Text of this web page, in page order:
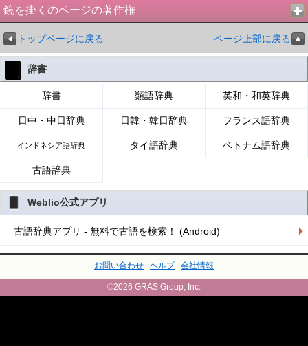
鏡を掛くのページの著作権
トップページに戻る ページ上部に戻る
辞書
辞書 類語辞典 英和・和英辞典
日中・中日辞典 日韓・韓日辞典 フランス語辞典
インドネシア語辞典 タイ語辞典 ベトナム語辞典
古語辞典
Weblio公式アプリ
古語辞典アプリ - 無料で古語を検索！ (Android)
お問い合わせ ヘルプ 会社情報
©2026 GRAS Group, Inc.